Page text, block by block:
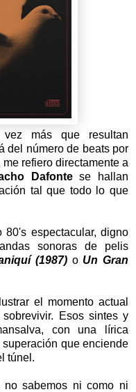
vez más que resultan
del número de beats por
refiero directamente a
Dafontese hallan
tal que todo lo que
80's espectacular, digno
sonoras de pelis
(1987) o Un Gran
el momento actual
Esos sintes y
con una lírica
que enciende
túnel.
no sabemos ni como ni